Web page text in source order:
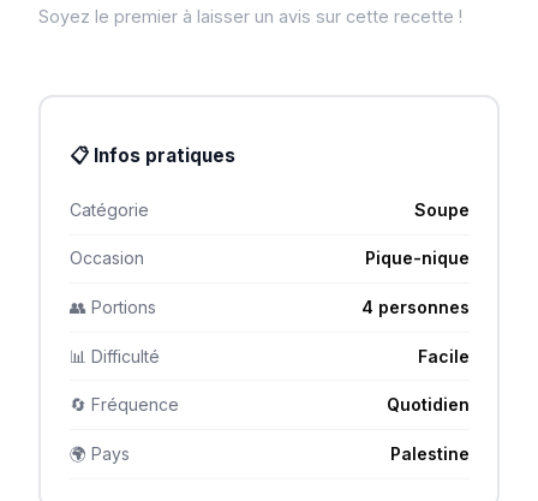
Soyez le premier à laisser un avis sur cette recette !
📋 Infos pratiques
Catégorie Soupe
Occasion Pique-nique
👥 Portions 4 personnes
📊 Difficulté Facile
🔄 Fréquence Quotidien
🌍 Pays Palestine